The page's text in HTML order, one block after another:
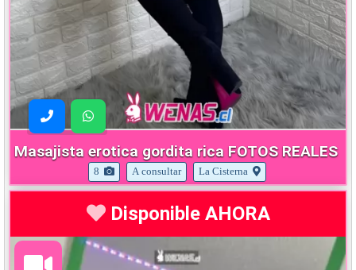
Masajista erotica gordita rica FOTOS REALES
8 A consultar La Cisterna
Disponible AHORA